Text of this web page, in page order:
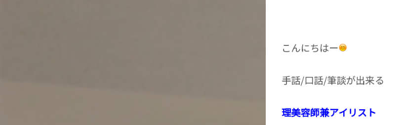
こんにちはー
手話/口話/筆談が出来る
理美容師兼アイリスト